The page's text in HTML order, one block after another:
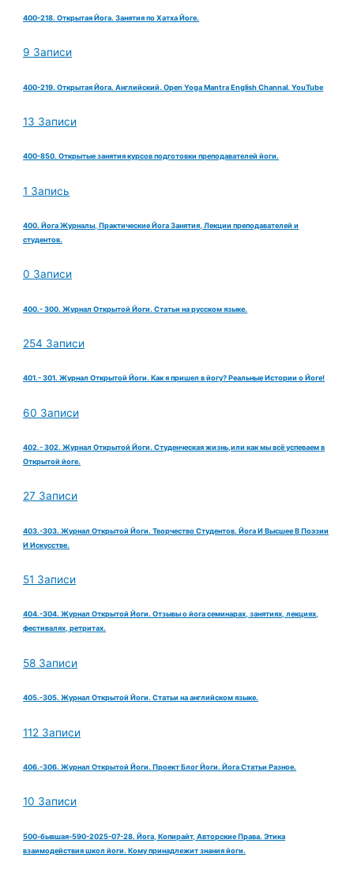
400-218. Открытая Йога. Занятия по Хатха Йоге.
9 Записи
400-219. Открытая Йога. Английский. Open Yoga Mantra English Channal. YouTube
13 Записи
400-850. Открытые занятия курсов подготовки преподавателей йоги.
1 Запись
400. Йога Журналы, Практические Йога Занятия, Лекции преподавателей и
студентов.
0 Записи
400.- 300. Журнал Открытой Йоги. Статьи на русском языке.
254 Записи
401.- 301. Журнал Открытой Йоги. Как я пришел в йогу? Реальные Истории о Йоге!
60 Записи
402.- 302. Журнал Открытой Йоги. Студенческая жизнь,или как мы всё успеваем в
Открытой йоге.
27 Записи
403.-303. Журнал Открытой Йоги. Творчество Студентов. Йога И Высшее В Поэзии
И Искусстве.
51 Записи
404.-304. Журнал Открытой Йоги. Отзывы о йога семинарах, занятиях, лекциях,
фестивалях, ретритах.
58 Записи
405.-305. Журнал Открытой Йоги. Статьи на английском языке.
112 Записи
406.-306. Журнал Открытой Йоги. Проект Блог Йоги. Йога Статьи Разное.
10 Записи
500-бывшая-590-2025-07-28. Йога, Копирайт, Авторские Права. Этика
взаимодействия школ йоги. Кому принадлежит знания йоги.